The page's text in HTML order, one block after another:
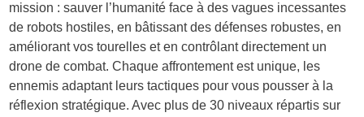
mission : sauver l’humanité face à des vagues incessantes
de robots hostiles, en bâtissant des défenses robustes, en
améliorant vos tourelles et en contrôlant directement un
drone de combat. Chaque affrontement est unique, les
ennemis adaptant leurs tactiques pour vous pousser à la
réflexion stratégique. Avec plus de 30 niveaux répartis sur